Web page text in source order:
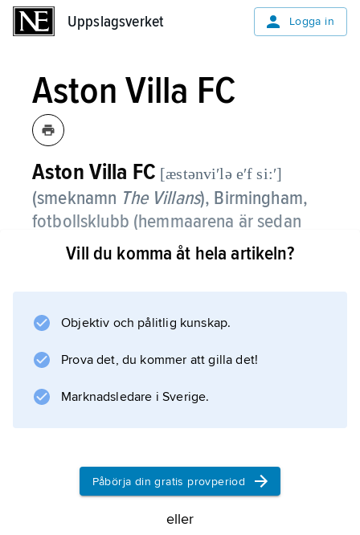
Uppslagsverket Logga in
Aston Villa FC
Aston Villa FC [æstənviʹlə eʹf si:ʹ]
(smeknamn The Villans), Birmingham,
fotbollsklubb (hemmaarena är sedan
1897 Villa Park med nuvarande
Aston Villa är en av Englands anrikaste
fotbollsklubbar och tillhörde de så kallade
originalklubbarna som var med när ligan
startades 1888. Klubben blev professionell
Information om artikeln
Vill du komma åt hela artikeln?
Objektiv och pålitlig kunskap.
Prova det, du kommer att gilla det!
Marknadsledare i Sverige.
Påbörja din gratis provperiod
eller